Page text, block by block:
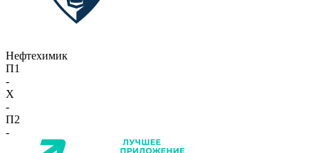
Нефтехимик
П1
-
X
-
П2
-